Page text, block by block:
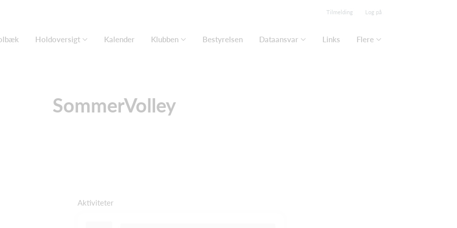
Tilmelding Log på
Holdoversigt Kalender Klubben Bestyrelsen Dataansvar Links Flere
SommerVolley
Aktiviteter